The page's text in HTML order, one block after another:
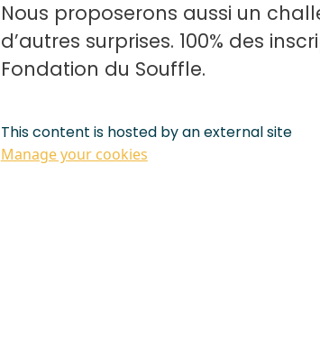
Nous proposerons aussi un
d’autres surprises. 100% des
Fondation du Souffle.
This content is hosted by an external site
Manage your cookies